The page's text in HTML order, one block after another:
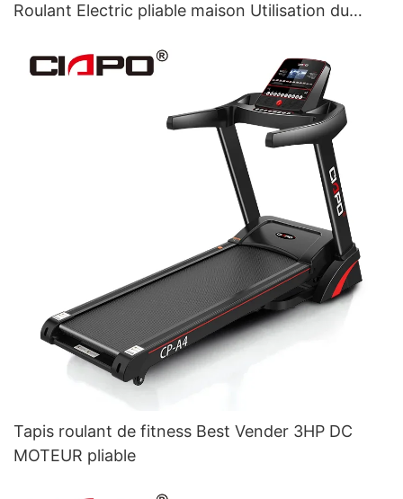
Roulant Electric pliable maison Utilisation du
Tapis roulant de fitness Best Vender 3HP DC
MOTEUR pliable